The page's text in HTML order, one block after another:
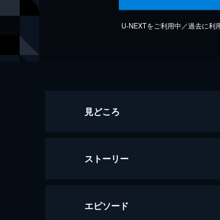
U-NEXTをご利用中／過去に利
見どころ
ストーリー
エピソード